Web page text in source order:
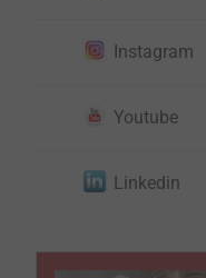
Instagram
Youtube
Linkedin